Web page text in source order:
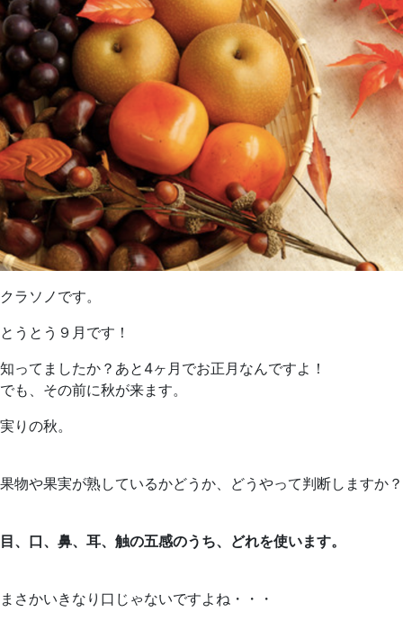
クラソノです。
とうとう９月です！
知ってましたか？あと4ヶ月でお正月なんですよ！
でも、その前に秋が来ます。
実りの秋。
果物や果実が熟しているかどうか、どうやって判断しますか？
目、口、鼻、耳、触の五感のうち、どれを使います。
まさかいきなり口じゃないですよね・・・